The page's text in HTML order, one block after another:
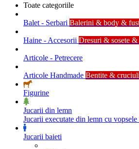
Toate categoriile
Balet - Serbari Balerini & body &
Haine - Accesorii Dresuri & sosete
Articole - Petrecere
Articole Handmade Bentite &
Figurine
Jucarii din lemn
Jucarii executate din lemn cu
Jucarii baieti